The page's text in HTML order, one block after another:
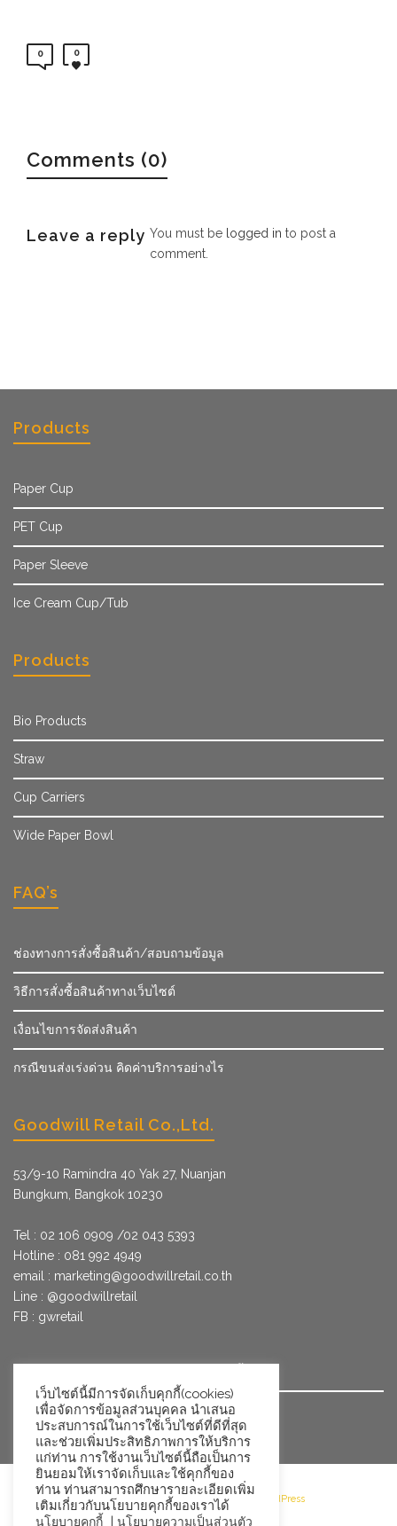
0 0
Comments (0)
Leave a reply You must be logged in to post a
comment.
Products
Paper Cup
PET Cup
Paper Sleeve
Ice Cream Cup/Tub
Products
Bio Products
Straw
Cup Carriers
Wide Paper Bowl
FAQ’s
ช่องทางการสั่งซื้อสินค้า/สอบถามข้อมูล
วิธีการสั่งซื้อสินค้าทางเว็บไซต์
เงื่อนไขการจัดส่งสินค้า
กรณีขนส่งเร่งด่วน คิดค่าบริการอย่างไร
Goodwill Retail Co.,Ltd.
53/9­-10 Ramindra 40 Yak 27, Nuanjan
Bungkum, Bangkok 10230
Tel : 02 106 0909 /02 043 5393
Hotline : 081 992 4949
email : marketing@goodwillretail.co.th
Line : @goodwillretail
FB : gwretail
นโยบายข้อมูลส่วนบุคคล
©2026 Goodwill Retail · Powered by WordPress
เว็บไซต์นี้มีการจัดเก็บคุกกี้(cookies)
เพื่อจัดการข้อมูลส่วนบุคคล นำเสนอ
ประสบการณ์ในการใช้เว็บไซต์ที่ดีที่สุด
และช่วยเพิ่มประสิทธิภาพการให้บริการ
แก่ท่าน การใช้งานเว็บไซต์นี้ถือเป็นการ
ยินยอมให้เราจัดเก็บและใช้คุกกี้ของ
ท่าน ท่านสามารถศึกษารายละเอียดเพิ่ม
เติมเกี่ยวกับนโยบายคุกกี้ของเราได้
นโยบายคุกกี้ | นโยบายความเป็นส่วนตัว